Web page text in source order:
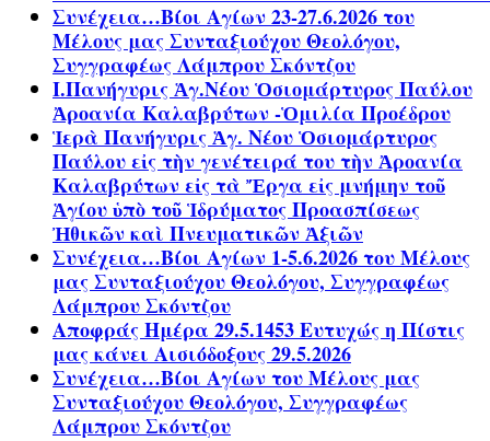
Συνέχεια…Βίοι Αγίων 23-27.6.2026 του
Μέλους μας Συνταξιούχου Θεολόγου,
Συγγραφέως Λάμπρου Σκόντζου
Ι.Πανήγυρις Ἁγ.Νέου Ὁσιομάρτυρος Παύλου
Ἀροανία Καλαβρύτων -Ὁμιλία Προέδρου
Ἱερὰ Πανήγυρις Ἁγ. Νέου Ὁσιομάρτυρος
Παύλου εἰς τὴν γενέτειρά του τὴν Ἀροανία
Καλαβρύτων εἰς τὰ Ἔργα εἰς μνήμην τοῦ
Ἁγίου ὑπὸ τοῦ Ἱδρύματος Προασπίσεως
Ἠθικῶν καὶ Πνευματικῶν Ἀξιῶν
Συνέχεια…Βίοι Αγίων 1-5.6.2026 του Μέλους
μας Συνταξιούχου Θεολόγου, Συγγραφέως
Λάμπρου Σκόντζου
Αποφράς Ημέρα 29.5.1453 Ευτυχώς η Πίστις
μας κάνει Αισιόδοξους 29.5.2026
Συνέχεια…Βίοι Αγίων του Μέλους μας
Συνταξιούχου Θεολόγου, Συγγραφέως
Λάμπρου Σκόντζου